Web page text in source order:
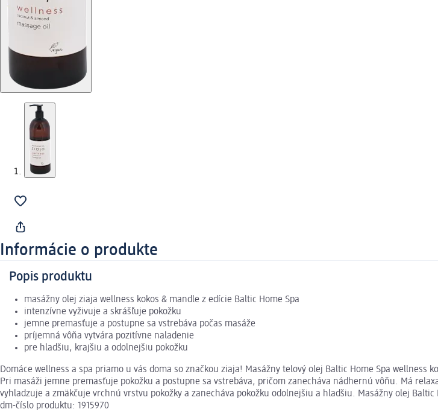
Informácie o produkte
Popis produktu
masážny olej ziaja wellness kokos & mandle z edície Baltic Home Spa
intenzívne vyživuje a skrášľuje pokožku
jemne premasťuje a postupne sa vstrebáva počas masáže
príjemná vôňa vytvára pozitívne naladenie
pre hladšiu, krajšiu a odolnejšiu pokožku
Domáce wellness a spa priamo u vás doma so značkou ziaja! Masážny telový olej Baltic Home Spa
Pri masáži jemne premasťuje pokožku a postupne sa vstrebáva, pričom zanecháva nádhernú vôňu. Má
vyhladzuje a zmäkčuje vrchnú vrstvu pokožky a zanecháva pokožku odolnejšiu a hladšiu. Masážny olej
dm-číslo produktu: 1915970